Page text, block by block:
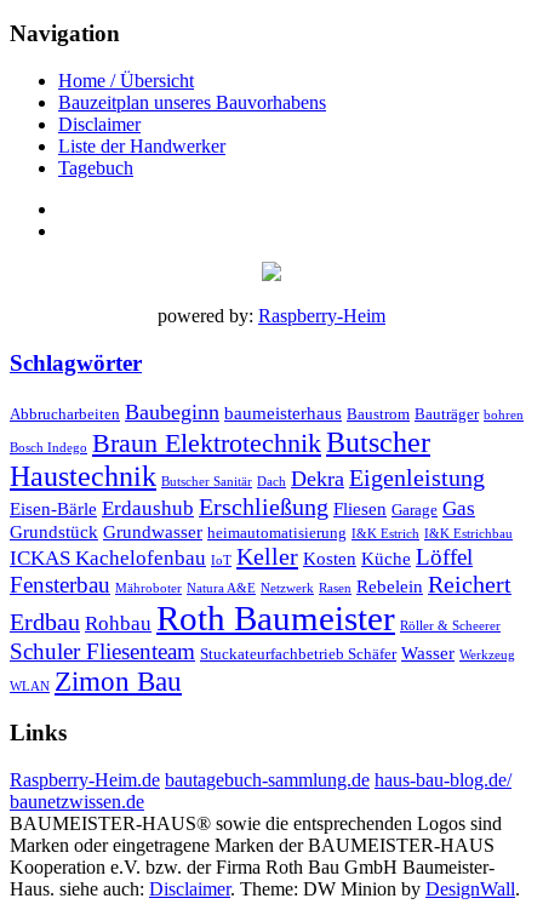
Navigation
Home / Übersicht
Bauzeitplan unseres Bauvorhabens
Disclaimer
Liste der Handwerker
Tagebuch
powered by: Raspberry-Heim
Schlagwörter
Abbrucharbeiten Baubeginn baumeisterhaus Baustrom Bauträger bohren
Bosch Indego Braun ElektrotechnikButscher
Haustechnik Butscher Sanitär Dach Dekra Eigenleistung
Eisen-Bärle Erdaushub Erschließung Fliesen Garage Gas
Grundstück Grundwasser heimautomatisierung I&K Estrich I&K Estrichbau
ICKAS Kachelofenbau IoT Keller Kosten Küche Löffel
Fensterbau Mähroboter Natura A&E Netzwerk Rasen Rebelein Reichert
Erdbau Rohbau Roth Baumeister Röller & Scheerer
Schuler Fliesenteam Stuckateurfachbetrieb Schäfer Wasser Werkzeug
WLAN Zimon Bau
Links
Raspberry-Heim.de bautagebuch-sammlung.de haus-bau-blog.de/
baunetzwissen.de
BAUMEISTER-HAUS® sowie die entsprechenden Logos sind
Marken oder eingetragene Marken der BAUMEISTER-HAUS
Kooperation e.V. bzw. der Firma Roth Bau GmbH Baumeister-
Haus. siehe auch: Disclaimer. Theme: DW Minion by DesignWall.